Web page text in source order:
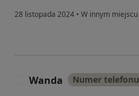
28 listopada 2024 • W innym miejscu
Wanda Numer